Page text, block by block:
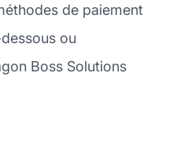
de paiement
ou
Boss Solutions